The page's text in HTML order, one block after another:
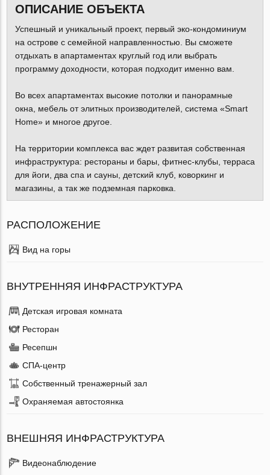
ОПИСАНИЕ ОБЪЕКТА
Успешный и уникальный проект, первый эко-кондоминиум
на острове с семейной направленностью. Вы сможете
отдыхать в апартаментах круглый год или выбрать
программу доходности, которая подходит именно вам.
Во всех апартаментах высокие потолки и панорамные
окна, мебель от элитных производителей, система «Smart
Home» и многое другое.
На территории комплекса вас ждет развитая собственная
инфраструктура: рестораны и бары, фитнес-клубы, терраса
для йоги, два спа и сауны, детский клуб, коворкинг и
магазины, а так же подземная парковка.
РАСПОЛОЖЕНИЕ
Вид на горы
ВНУТРЕННЯЯ ИНФРАСТРУКТУРА
Детская игровая комната
Ресторан
Ресепшн
СПА-центр
Собственный тренажерный зал
Охраняемая автостоянка
ВНЕШНЯЯ ИНФРАСТРУКТУРА
Видеонаблюдение